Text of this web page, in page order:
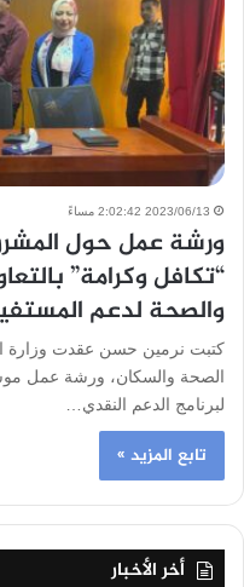
2023/06/13 2:02:42 مساءً
ورشة عمل حول
“تكافل وكرامة”
والصحة لدعم
كتبت نرمين حسن عقدت وزارة
الصحة والسكان، ورشة عمل
لبرنامج الدعم النقدي…
تابع المزيد »
أخر الأخبار